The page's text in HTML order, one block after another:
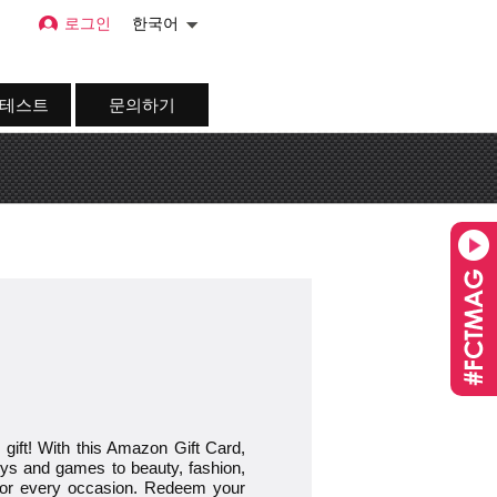
스트 문의하기
로그인 한국어
With this Amazon Gift Card,
and games to beauty, fashion,
every occasion. Redeem your